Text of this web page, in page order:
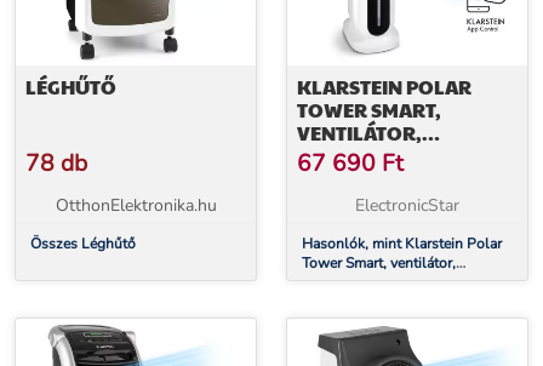
LÉGHŰTŐ
78 db
OtthonElektronika.hu
Összes Léghűtő
KLARSTEIN POLAR
TOWER SMART,
VENTILÁTOR,
LÉGHŰTŐ, 7L, 85W,
TÁVIRÁNYÍTÓ, 5X
HŰTŐDOBOZ
67 690 Ft
ElectronicStar
Hasonlók, mint Klarstein Polar
Tower Smart, ventilátor,
léghűtő, 7L, 85W, távirányító,